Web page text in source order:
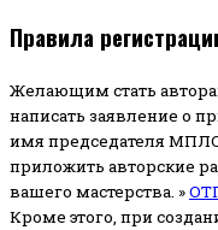
Правила
Желающим стать
написать заявление о
имя председателя МПЛО
приложить авторские
вашего мастерства. »
Кроме этого, при